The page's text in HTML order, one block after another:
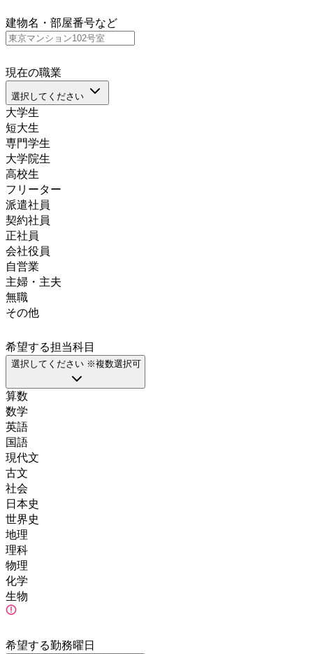
建物名・部屋番号など
現在の職業
選択してください
大学生
短大生
専門学生
大学院生
高校生
フリーター
派遣社員
契約社員
正社員
会社役員
自営業
主婦・主夫
無職
その他
希望する担当科目
選択してください ※複数選択可
算数
数学
英語
国語
現代文
古文
社会
日本史
世界史
地理
理科
物理
化学
生物
希望する勤務曜日